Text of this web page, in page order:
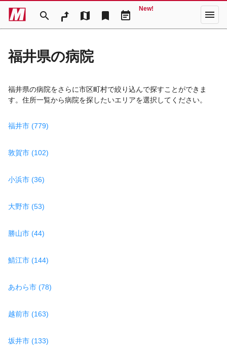
search map bookmark event_note
New! menu
福井県の病院
福井県の病院をさらに市区町村で絞り込んで探すことができま
す。住所一覧から病院を探したいエリアを選択してください。
福井市 (779)
敦賀市 (102)
小浜市 (36)
大野市 (53)
勝山市 (44)
鯖江市 (144)
あわら市 (78)
越前市 (163)
坂井市 (133)